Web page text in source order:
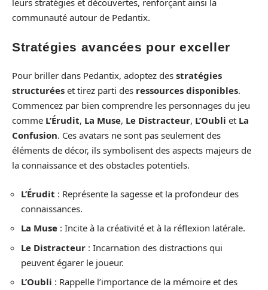
leurs stratégies et découvertes, renforçant ainsi la
communauté autour de Pedantix.
Stratégies avancées pour exceller
Pour briller dans Pedantix, adoptez des stratégies
structurées et tirez parti des ressources disponibles.
Commencez par bien comprendre les personnages du jeu
comme L’Érudit, La Muse, Le Distracteur, L’Oubli et La
Confusion. Ces avatars ne sont pas seulement des
éléments de décor, ils symbolisent des aspects majeurs de
la connaissance et des obstacles potentiels.
L’Érudit : Représente la sagesse et la profondeur des
connaissances.
La Muse : Incite à la créativité et à la réflexion latérale.
Le Distracteur : Incarnation des distractions qui
peuvent égarer le joueur.
L’Oubli : Rappelle l’importance de la mémoire et des